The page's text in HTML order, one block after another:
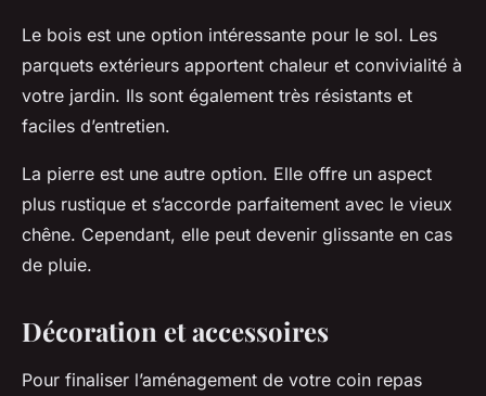
Le bois est une option intéressante pour le sol. Les
parquets extérieurs apportent chaleur et convivialité à
votre jardin. Ils sont également très résistants et
faciles d’entretien.
La pierre est une autre option. Elle offre un aspect
plus rustique et s’accorde parfaitement avec le vieux
chêne. Cependant, elle peut devenir glissante en cas
de pluie.
Décoration et accessoires
Pour finaliser l’aménagement de votre coin repas